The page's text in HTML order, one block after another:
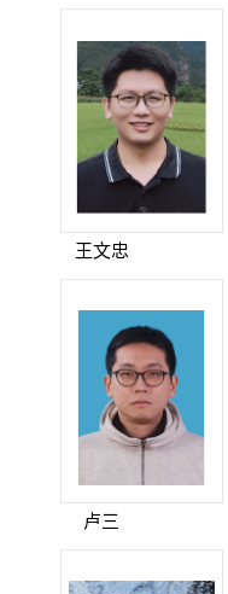
王文忠
卢三